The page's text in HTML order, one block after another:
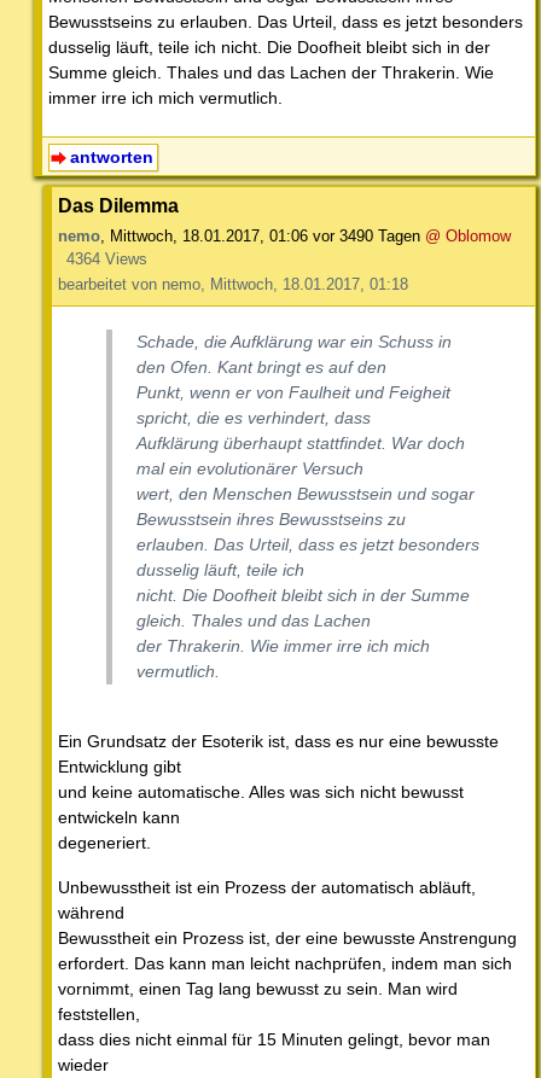
Bewusstseins zu erlauben. Das Urteil, dass es jetzt besonders
dusselig läuft, teile ich nicht. Die Doofheit bleibt sich in der
Summe gleich. Thales und das Lachen der Thrakerin. Wie
immer irre ich mich vermutlich.
antworten
Das Dilemma
nemo Mittwoch, 18.01.2017, 01:06 vor 3490 Tagen @ Oblomow
4364 Views
bearbeitet von nemo, Mittwoch, 18.01.2017, 01:18
Schade, die Aufklärung war ein Schuss in
den Ofen. Kant bringt es auf den
Punkt, wenn er von Faulheit und Feigheit
spricht, die es verhindert, dass
Aufklärung überhaupt stattfindet. War doch
mal ein evolutionärer Versuch
wert, den Menschen Bewusstsein und sogar
Bewusstsein ihres Bewusstseins zu
erlauben. Das Urteil, dass es jetzt besonders
dusselig läuft, teile ich
nicht. Die Doofheit bleibt sich in der Summe
gleich. Thales und das Lachen
der Thrakerin. Wie immer irre ich mich
vermutlich.
Ein Grundsatz der Esoterik ist, dass es nur eine bewusste
Entwicklung gibt
und keine automatische. Alles was sich nicht bewusst
entwickeln kann
degeneriert.
Unbewusstheit ist ein Prozess der automatisch abläuft,
während
Bewusstheit ein Prozess ist, der eine bewusste Anstrengung
erfordert. Das kann man leicht nachprüfen, indem man sich
vornimmt, einen Tag lang bewusst zu sein. Man wird
feststellen,
dass dies nicht einmal für 15 Minuten gelingt, bevor man
wieder